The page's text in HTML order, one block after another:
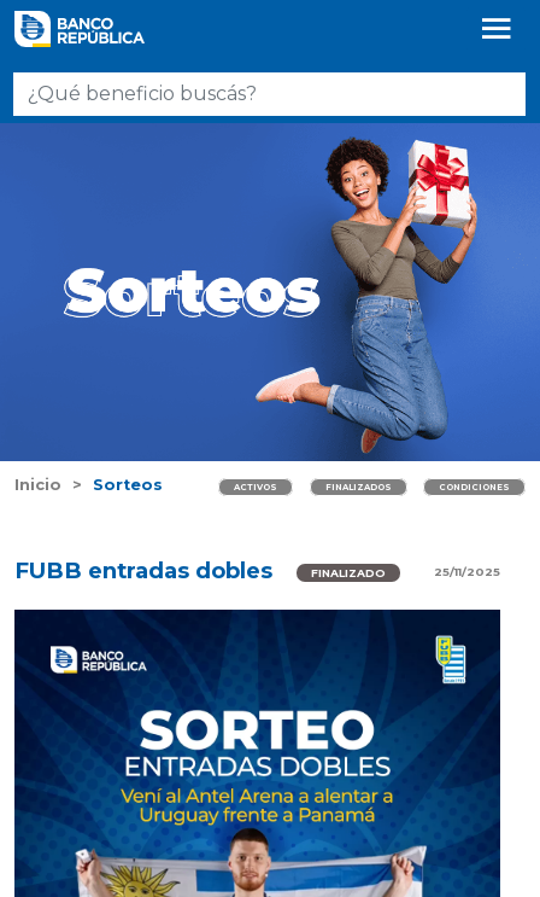
Inicio Sorteos ACTIVOS FINALIZADOS CONDICIONES
FUBB entradas dobles FINALIZADO 25/11/2025